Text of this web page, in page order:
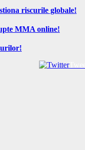
riscurile globale!
MMA online!
Tweet